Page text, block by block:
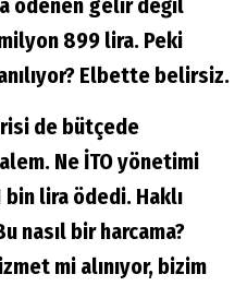
899 lira. Peki
Elbette belirsiz.
de bütçede
Ne İTO yönetimi
lira ödedi. Haklı
nasıl bir harcama?
mi alınıyor, bizim